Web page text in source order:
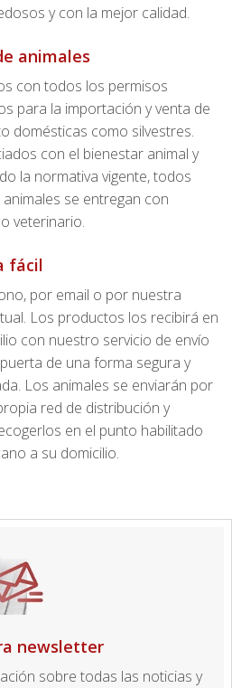
y con la mejor calidad.
animales
con todos los permisos
para la importación y venta de
domésticas como silvestres.
con el bienestar animal y
la normativa vigente, todos
se entregan con
veterinario.
fácil
por email o por nuestra
Los productos los recibirá en
con nuestro servicio de envío
de una forma segura y
Los animales se enviarán por
red de distribución y
en el punto habilitado
a su domicilio.
newsletter
sobre todas las noticias y